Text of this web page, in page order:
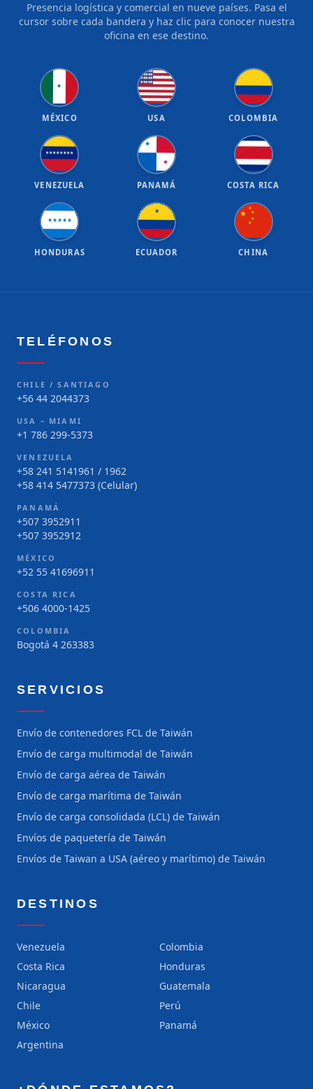
Presencia logística y comercial en nueve países. Pasa el
cursor sobre cada bandera y haz clic para conocer nuestra
oficina en ese destino.
★
MÉXICO
★★★★
★★★★★
★★★★★
★★★★★
USA COLOMBIA
★★★★★★★★
VENEZUELA
★
★
PANAMÁ COSTA RICA
★★★★★
HONDURAS
★
ECUADOR
★
★
★
★
★
CHINA
TELÉFONOS
CHILE / SANTIAGO
+56 44 2044373
USA – MIAMI
+1 786 299-5373
VENEZUELA
+58 241 5141961 / 1962
+58 414 5477373 (Celular)
PANAMÁ
+507 3952911
+507 3952912
MÉXICO
+52 55 41696911
COSTA RICA
+506 4000-1425
COLOMBIA
Bogotá 4 263383
SERVICIOS
Envío de contenedores FCL de Taiwán
Envío de carga multimodal de Taiwán
Envío de carga aérea de Taiwán
Envío de carga marítima de Taiwán
Envío de carga consolidada (LCL) de Taiwán
Envíos de paquetería de Taiwán
Envíos de Taiwan a USA (aéreo y marítimo) de Taiwán
DESTINOS
Venezuela
Colombia
Costa Rica
Honduras
Nicaragua
Guatemala
Chile
Perú
México
Panamá
Argentina